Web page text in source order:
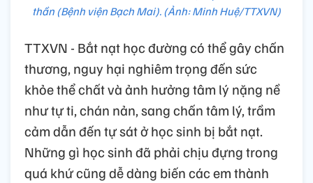
thần (Bệnh viện Bạch Mai). (Ảnh: Minh Huệ/TTXVN)
TTXVN - Bắt nạt học đường có thể gây chấn
thương, nguy hại nghiêm trọng đến sức
khỏe thể chất và ảnh hưởng tâm lý nặng nề
như tự ti, chán nản, sang chấn tâm lý, trầm
cảm dẫn đến tự sát ở học sinh bị bắt nạt.
Những gì học sinh đã phải chịu đựng trong
quá khứ cũng dễ dàng biến các em thành